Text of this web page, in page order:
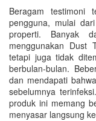
Beragam testimoni
pengguna, mulai
properti. Banyak
menggunakan Dust
tetapi juga tidak
berbulan-bulan.
dan mendapati
sebelumnya
produk ini memang
menyasar langsung